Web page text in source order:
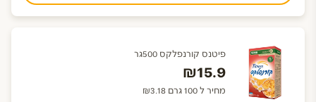
פיטנס קורנפלקס 500גר
₪15.9
מחיר ל 100 גרם ₪3.18